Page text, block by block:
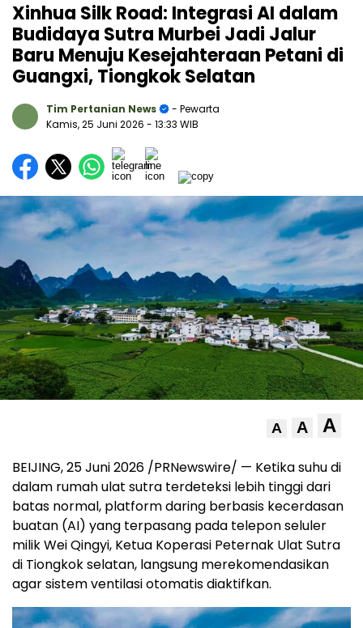
Xinhua Silk Road: Integrasi AI dalam
Budidaya Sutra Murbei Jadi Jalur
Baru Menuju Kesejahteraan Petani di
Guangxi, Tiongkok Selatan
Tim Pertanian News
- Pewarta
Kamis, 25 Juni 2026 - 13:33 WIB
A A A
BEIJING, 25 Juni 2026 /PRNewswire/ — Ketika suhu di
dalam rumah ulat sutra terdeteksi lebih tinggi dari
batas normal, platform daring berbasis kecerdasan
buatan (AI) yang terpasang pada telepon seluler
milik Wei Qingyi, Ketua Koperasi Peternak Ulat Sutra
di Tiongkok selatan, langsung merekomendasikan
agar sistem ventilasi otomatis diaktifkan.